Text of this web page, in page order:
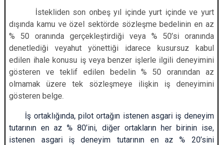
İstekliden son onbeş yıl içinde yurt içinde ve yurt
dışında kamu ve özel sektörde sözleşme bedelinin en az
% 50 oranında gerçekleştirdiği veya % 50’si oranında
denetlediği veyahut yönettiği idarece kusursuz kabul
edilen ihale konusu iş veya benzer işlerle ilgili deneyimini
gösteren ve teklif edilen bedelin % 50 oranından az
olmamak üzere tek sözleşmeye ilişkin iş deneyimini
gösteren belge.
İş ortaklığında, pilot ortağın istenen asgari iş deneyim
tutarının en az % 80’ini, diğer ortakların her birinin ise,
istenen asgari iş deneyim tutarının en az % 20’sini